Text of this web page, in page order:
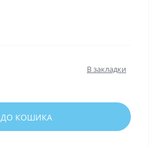
В закладки
ДО КОШИКА